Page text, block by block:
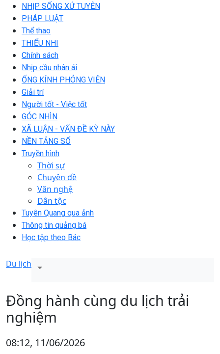
NHỊP SỐNG XỨ TUYÊN
PHÁP LUẬT
Thể thao
THIẾU NHI
Chính sách
Nhịp cầu nhân ái
ỐNG KÍNH PHÓNG VIÊN
Giải trí
Người tốt - Việc tốt
GÓC NHÌN
XÃ LUẬN - VẤN ĐỀ KỲ NÀY
NỀN TẢNG SỐ
Truyền hình
Thời sự
Chuyên đề
Văn nghệ
Dân tộc
Tuyên Quang qua ảnh
Thông tin quảng bá
Học tập theo Bác
Du lịch
Đồng hành cùng du lịch trải
nghiệm
08:12, 11/06/2026